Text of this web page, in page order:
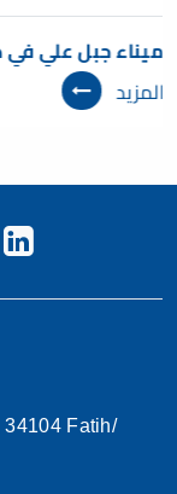
ميناء جبل علي
المزيد
34104 Fatih/